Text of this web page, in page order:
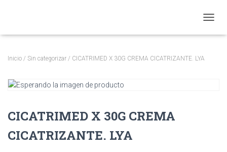
Inicio / Sin categorizar / CICATRIMED X 30G CREMA CICATRIZANTE. LYA
CICATRIMED X 30G CREMA
CICATRIZANTE. LYA